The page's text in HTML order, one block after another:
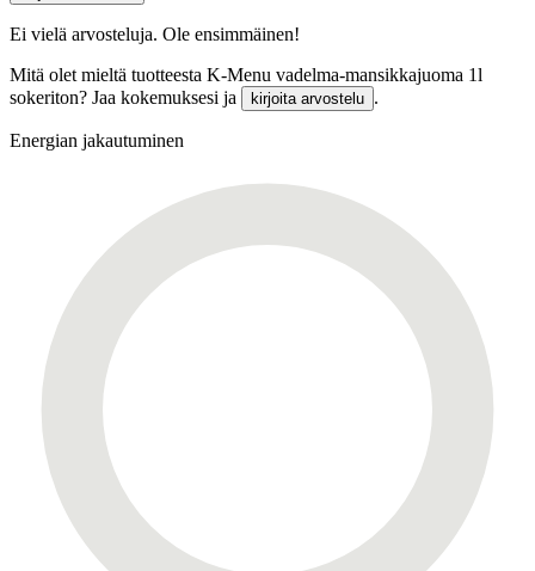
Ei vielä arvosteluja. Ole ensimmäinen!
Mitä olet mieltä tuotteesta K-Menu vadelma-mansikkajuoma 1l
sokeriton? Jaa kokemuksesi ja
kirjoita arvostelu .
Energian jakautuminen